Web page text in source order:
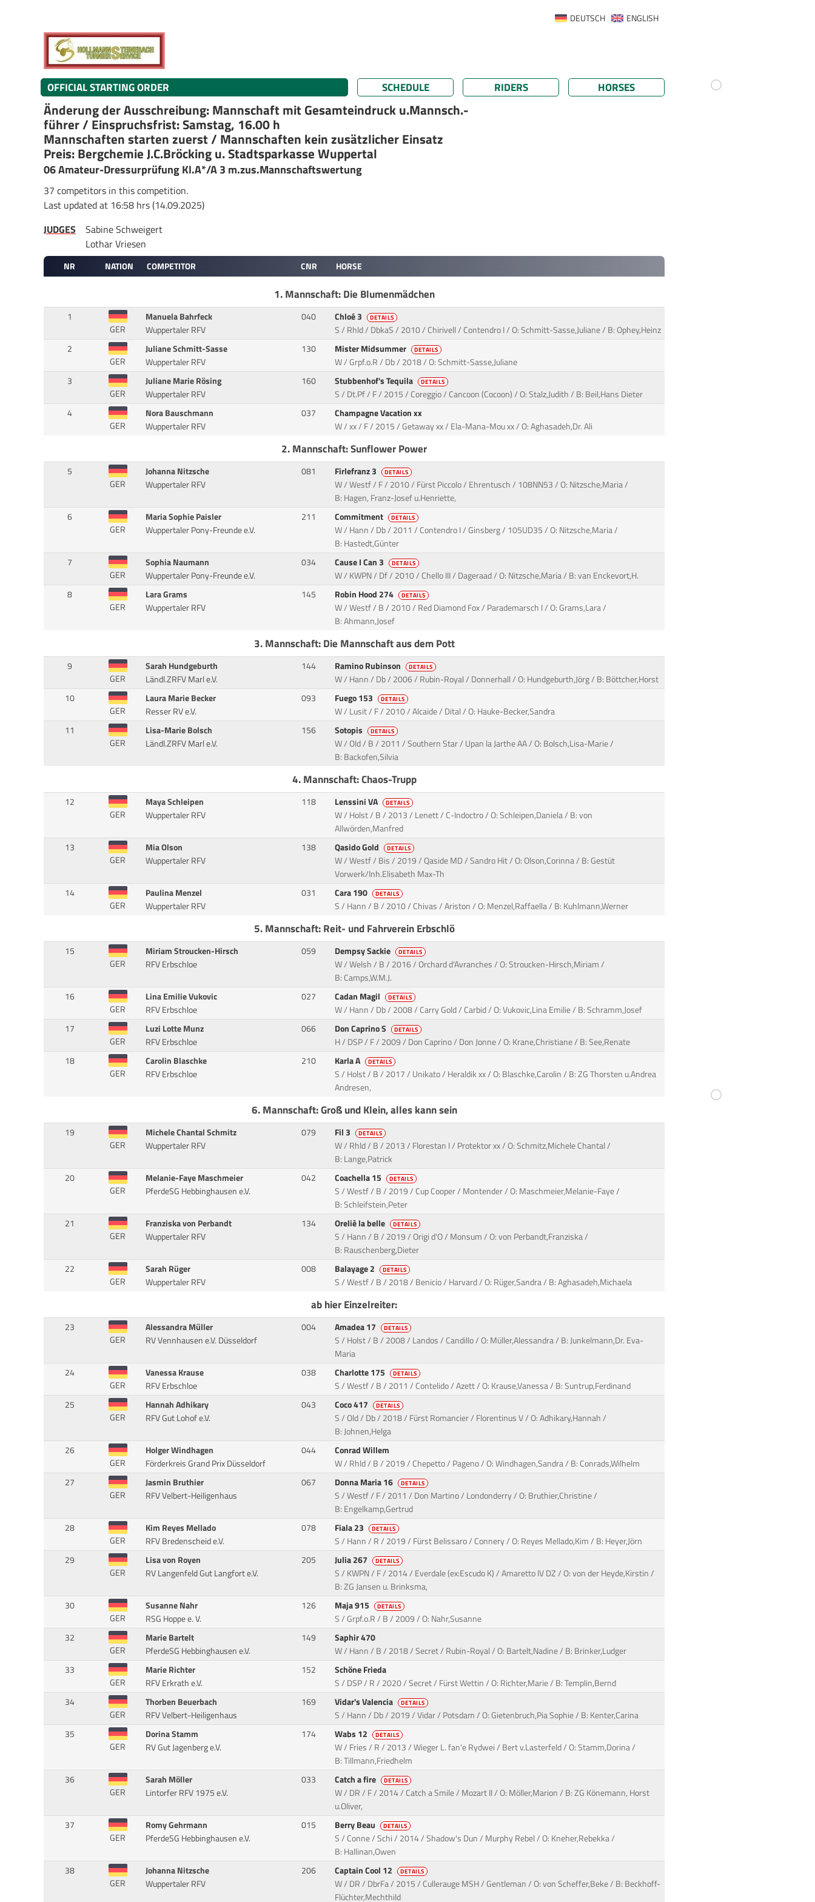
ENGLISH
DEUTSCH
OFFICIAL STARTING ORDER SCHEDULE RIDERS HORSES
Änderung der Ausschreibung: Mannschaft mit Gesamteindruck u.Mannsch.-
führer / Einspruchsfrist: Samstag, 16.00 h
Mannschaften starten zuerst / Mannschaften kein zusätzlicher Einsatz
Preis: Bergchemie J.C.Bröcking u. Stadtsparkasse Wuppertal
06 Amateur-Dressurprüfung Kl.A*/A 3 m.zus.Mannschaftswertung
37 competitors in this competition.
Last updated at 16:58 hrs (14.09.2025)
JUDGES
Sabine Schweigert
Lothar Vriesen
NR NATION COMPETITOR CNR HORSE
1. Mannschaft: Die Blumenmädchen
1
GER
Manuela Bahrfeck
Wuppertaler RFV
040 Chloé 3 DETAILS
S / Rhld / DbkaS / 2010 / Chirivell / Contendro I / O: Schmitt-Sasse,Juliane / B: Ophey,Heinz
2
GER
Juliane Schmitt-Sasse
Wuppertaler RFV
130 Mister Midsummer DETAILS
W / Grpf.o.R / Db / 2018 / O: Schmitt-Sasse,Juliane
3
GER
Juliane Marie Rösing
Wuppertaler RFV
160 Stubbenhof's Tequila DETAILS
S / Dt.Pf / F / 2015 / Coreggio / Cancoon (Cocoon) / O: Stalz,Judith / B: Beil,Hans Dieter
4
GER
Nora Bauschmann
Wuppertaler RFV
037
Champagne Vacation xx
W / xx / F / 2015 / Getaway xx / Ela-Mana-Mou xx / O: Aghasadeh,Dr. Ali
2. Mannschaft: Sunflower Power
5
GER
Johanna Nitzsche
Wuppertaler RFV
081 Firlefranz 3 DETAILS
W / Westf / F / 2010 / Fürst Piccolo / Ehrentusch / 108NN53 / O: Nitzsche,Maria /
B: Hagen, Franz-Josef u.Henriette,
6
GER
Maria Sophie Paisler
Wuppertaler Pony-Freunde e.V.
211 Commitment DETAILS
W / Hann / Db / 2011 / Contendro I / Ginsberg / 105UD35 / O: Nitzsche,Maria /
B: Hastedt,Günter
7
GER
Sophia Naumann
Wuppertaler Pony-Freunde e.V.
034 Cause I Can 3 DETAILS
W / KWPN / Df / 2010 / Chello III / Dageraad / O: Nitzsche,Maria / B: van Enckevort,H.
8
GER
Lara Grams
Wuppertaler RFV
145 Robin Hood 274 DETAILS
W / Westf / B / 2010 / Red Diamond Fox / Parademarsch I / O: Grams,Lara /
B: Ahmann,Josef
3. Mannschaft: Die Mannschaft aus dem Pott
9
GER
Sarah Hundgeburth
Ländl.ZRFV Marl e.V.
144 Ramino Rubinson DETAILS
W / Hann / Db / 2006 / Rubin-Royal / Donnerhall / O: Hundgeburth,Jörg / B: Böttcher,Horst
10
GER
Laura Marie Becker
Resser RV e.V.
093 Fuego 153 DETAILS
W / Lusit / F / 2010 / Alcaide / Dital / O: Hauke-Becker,Sandra
11
GER
Lisa-Marie Bolsch
Ländl.ZRFV Marl e.V.
156 Sotopis DETAILS
W / Old / B / 2011 / Southern Star / Upan la Jarthe AA / O: Bolsch,Lisa-Marie /
B: Backofen,Silvia
4. Mannschaft: Chaos-Trupp
12
GER
Maya Schleipen
Wuppertaler RFV
118 Lenssini VA DETAILS
W / Holst / B / 2013 / Lenett / C-Indoctro / O: Schleipen,Daniela / B: von
Allwörden,Manfred
13
GER
Mia Olson
Wuppertaler RFV
138 Qasido Gold DETAILS
W / Westf / Bis / 2019 / Qaside MD / Sandro Hit / O: Olson,Corinna / B: Gestüt
Vorwerk/Inh.Elisabeth Max-Th
14
GER
Paulina Menzel
Wuppertaler RFV
031 Cara 190 DETAILS
S / Hann / B / 2010 / Chivas / Ariston / O: Menzel,Raffaella / B: Kuhlmann,Werner
5. Mannschaft: Reit- und Fahrverein Erbschlö
15
GER
Miriam Stroucken-Hirsch
RFV Erbschloe
059 Dempsy Sackie DETAILS
W / Welsh / B / 2016 / Orchard d'Avranches / O: Stroucken-Hirsch,Miriam /
B: Camps,W.M.J.
16
GER
Lina Emilie Vukovic
RFV Erbschloe
027 Cadan Magil DETAILS
W / Hann / Db / 2008 / Carry Gold / Carbid / O: Vukovic,Lina Emilie / B: Schramm,Josef
17
GER
Luzi Lotte Munz
RFV Erbschloe
066 Don Caprino S DETAILS
H / DSP / F / 2009 / Don Caprino / Don Jonne / O: Krane,Christiane / B: See,Renate
18
GER
Carolin Blaschke
RFV Erbschloe
210 Karla A DETAILS
S / Holst / B / 2017 / Unikato / Heraldik xx / O: Blaschke,Carolin / B: ZG Thorsten u.Andrea
Andresen,
6. Mannschaft: Groß und Klein, alles kann sein
19
GER
Michele Chantal Schmitz
Wuppertaler RFV
079 Fil 3 DETAILS
W / Rhld / B / 2013 / Florestan I / Protektor xx / O: Schmitz,Michele Chantal /
B: Lange,Patrick
20
GER
Melanie-Faye Maschmeier
PferdeSG Hebbinghausen e.V.
042 Coachella 15 DETAILS
S / Westf / B / 2019 / Cup Cooper / Montender / O: Maschmeier,Melanie-Faye /
B: Schleifstein,Peter
21
GER
Franziska von Perbandt
Wuppertaler RFV
134 Oreliè la belle DETAILS
S / Hann / B / 2019 / Origi d'O / Monsum / O: von Perbandt,Franziska /
B: Rauschenberg,Dieter
22
GER
Sarah Rüger
Wuppertaler RFV
008 Balayage 2 DETAILS
S / Westf / B / 2018 / Benicio / Harvard / O: Rüger,Sandra / B: Aghasadeh,Michaela
ab hier Einzelreiter:
23
GER
Alessandra Müller
RV Vennhausen e.V. Düsseldorf
004 Amadea 17 DETAILS
S / Holst / B / 2008 / Landos / Candillo / O: Müller,Alessandra / B: Junkelmann,Dr. Eva-
Maria
24
GER
Vanessa Krause
RFV Erbschloe
038 Charlotte 175 DETAILS
S / Westf / B / 2011 / Contelido / Azett / O: Krause,Vanessa / B: Suntrup,Ferdinand
25
GER
Hannah Adhikary
RFV Gut Lohof e.V.
043 Coco 417 DETAILS
S / Old / Db / 2018 / Fürst Romancier / Florentinus V / O: Adhikary,Hannah /
B: Johnen,Helga
26
GER
Holger Windhagen
Förderkreis Grand Prix Düsseldorf
044
Conrad Willem
W / Rhld / B / 2019 / Chepetto / Pageno / O: Windhagen,Sandra / B: Conrads,Wilhelm
27
GER
Jasmin Bruthier
RFV Velbert-Heiligenhaus
067 Donna Maria 16 DETAILS
S / Westf / F / 2011 / Don Martino / Londonderry / O: Bruthier,Christine /
B: Engelkamp,Gertrud
28
GER
Kim Reyes Mellado
RFV Bredenscheid e.V.
078 Fiala 23 DETAILS
S / Hann / R / 2019 / Fürst Belissaro / Connery / O: Reyes Mellado,Kim / B: Heyer,Jörn
29
GER
Lisa von Royen
RV Langenfeld Gut Langfort e.V.
205 Julia 267 DETAILS
S / KWPN / F / 2014 / Everdale (ex:Escudo K) / Amaretto IV DZ / O: von der Heyde,Kirstin /
B: ZG Jansen u. Brinksma,
30
GER
Susanne Nahr
RSG Hoppe e. V.
126 Maja 915 DETAILS
S / Grpf.o.R / B / 2009 / O: Nahr,Susanne
32
GER
Marie Bartelt
PferdeSG Hebbinghausen e.V.
149
Saphir 470
W / Hann / B / 2018 / Secret / Rubin-Royal / O: Bartelt,Nadine / B: Brinker,Ludger
33
GER
Marie Richter
RFV Erkrath e.V.
152
Schöne Frieda
S / DSP / R / 2020 / Secret / Fürst Wettin / O: Richter,Marie / B: Templin,Bernd
34
GER
Thorben Beuerbach
RFV Velbert-Heiligenhaus
169 Vidar's Valencia DETAILS
S / Hann / Db / 2019 / Vidar / Potsdam / O: Gietenbruch,Pia Sophie / B: Kenter,Carina
35
GER
Dorina Stamm
RV Gut Jagenberg e.V.
174 Wabs 12 DETAILS
W / Fries / R / 2013 / Wieger L. fan'e Rydwei / Bert v.Lasterfeld / O: Stamm,Dorina /
B: Tillmann,Friedhelm
36
GER
Sarah Möller
Lintorfer RFV 1975 e.V.
033 Catch a fire DETAILS
W / DR / F / 2014 / Catch a Smile / Mozart II / O: Möller,Marion / B: ZG Könemann, Horst
u.Oliver,
37
GER
Romy Gehrmann
PferdeSG Hebbinghausen e.V.
015 Berry Beau DETAILS
S / Conne / Schi / 2014 / Shadow's Dun / Murphy Rebel / O: Kneher,Rebekka /
B: Hallinan,Owen
38
GER
Johanna Nitzsche
Wuppertaler RFV
206 Captain Cool 12 DETAILS
W / DR / DbrFa / 2015 / Cullerauge MSH / Gentleman / O: von Scheffer,Beke / B: Beckhoff-
Flüchter,Mechthild